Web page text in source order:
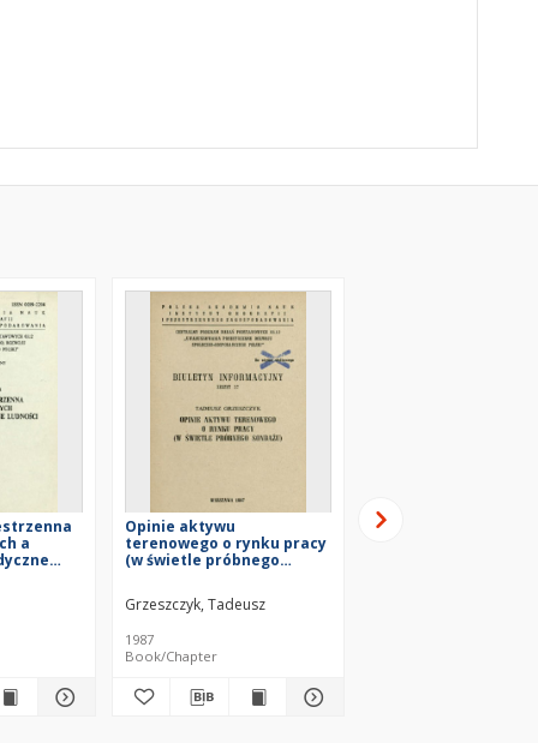
a
Opinie aktywu
terenowego o rynku pracy
(w świetle próbnego
Grzeszczyk, Tadeusz
1987
Book/Chapter
Wybrane problemy